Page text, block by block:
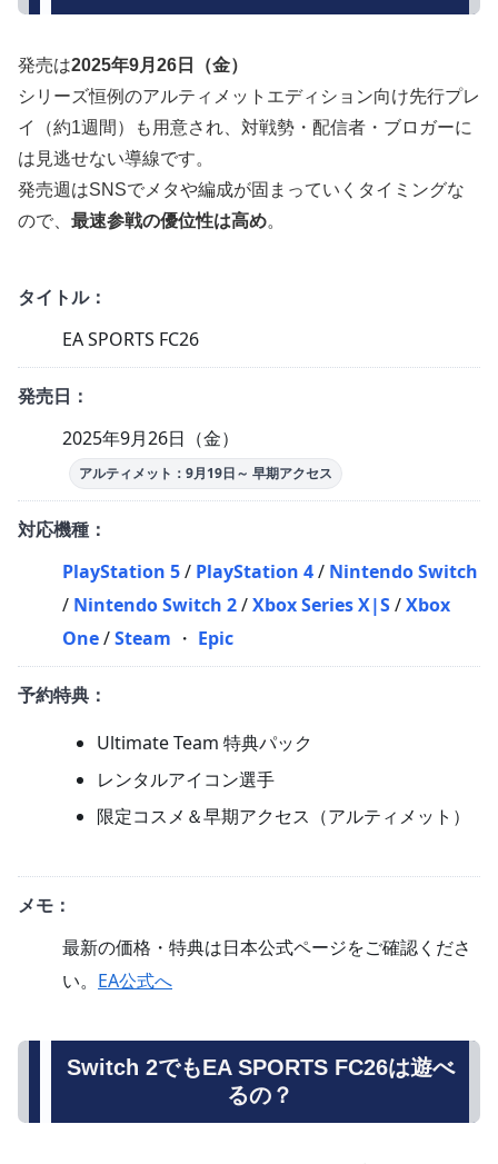
発売は2025年9月26日（金）
シリーズ恒例のアルティメットエディション向け先行プレ
イ（約1週間）も用意され、対戦勢・配信者・ブロガーに
は見逃せない導線です。
発売週はSNSでメタや編成が固まっていくタイミングな
ので、 最速参戦の優位性は高め。
タイトル：
EA SPORTS FC26
発売日：
2025年9月26日（金）
アルティメット：9月19日～ 早期アクセス
対応機種：
PlayStation 5/ PlayStation 4/ Nintendo Switch
/ Nintendo Switch 2/Xbox Series X|S/Xbox
One/Steam ・ Epic
予約特典：
Ultimate Team 特典パック
レンタルアイコン選手
限定コスメ＆早期アクセス（アルティメット）
メモ：
最新の価格・特典は日本公式ページをご確認くださ
い。 EA公式へ
Switch 2でもEA SPORTS FC26は遊べ
るの？